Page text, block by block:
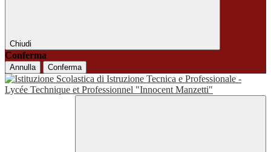
Chiudi
Conferma
Annulla Conferma